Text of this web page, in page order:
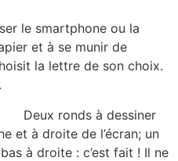
le smartphone ou la
et à se munir de
la lettre de son choix.
Deux ronds à dessiner
et à droite de l’écran; un
à droite : c’est fait ! Il ne